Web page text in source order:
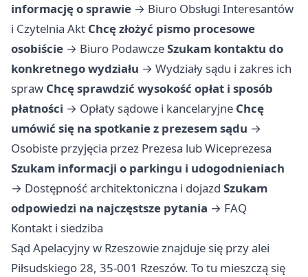
informację o sprawie → Biuro Obsługi Interesantów
i Czytelnia Akt Chcę złożyć pismo procesowe
osobiście → Biuro PodawczeSzukam kontaktu do
konkretnego wydziału → Wydziały sądu i zakres ich
spraw Chcę sprawdzić wysokość opłat i sposób
płatności → Opłaty sądowe i kancelaryjne Chcę
umówić się na spotkanie z prezesem sądu →
Osobiste przyjęcia przez Prezesa lub Wiceprezesa
Szukam informacji o parkingu i udogodnieniach
→ Dostępność architektoniczna i dojazd Szukam
odpowiedzi na najczęstsze pytania → FAQ
Kontakt i siedziba
Sąd Apelacyjny w Rzeszowie znajduje się przy alei
Piłsudskiego 28, 35-001 Rzeszów. To tu mieszczą się